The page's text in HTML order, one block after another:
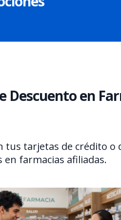
Descuento en
tus tarjetas de crédito o
en farmacias afiliadas.